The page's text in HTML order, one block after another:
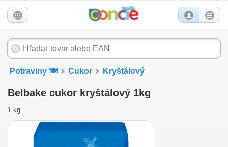
Potraviny 🍽️ Cukor Kryštálový
Belbake cukor kryštálový 1kg
1 kg